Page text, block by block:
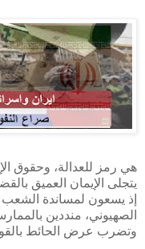
هي رمز للعدالة، وحقوق
يتجلى الإيمان العميق
إذ يسعون لمساندة
الصهيوني، منددين
وتضرب عرض الحائط